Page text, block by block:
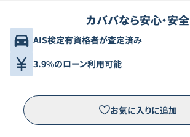
カババなら安心・安全
AIS検定有資格者が査定済み
3.9%のローン利用可能
お気に入りに追加